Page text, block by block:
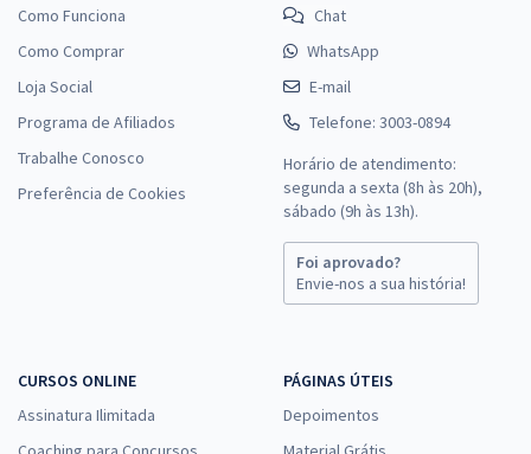
Como Funciona
Como Comprar
Loja Social
Programa de Afiliados
Trabalhe Conosco
Preferência de Cookies
Chat
WhatsApp
E-mail
Telefone: 3003-0894
Horário de atendimento:
segunda a sexta (8h às 20h),
sábado (9h às 13h).
Foi aprovado?
Envie-nos a sua história!
CURSOS ONLINE
Assinatura Ilimitada
PÁGINAS ÚTEIS
Depoimentos